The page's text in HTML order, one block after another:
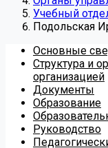
Учебный
Подольская
Основные
Структура и
организацией
Документы
Образование
Руководство